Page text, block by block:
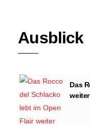
Ausblick
Das
weiter